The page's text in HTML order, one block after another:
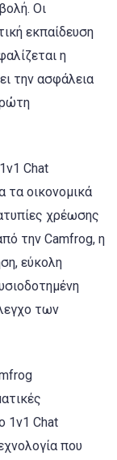
Οι
εκπαίδευση
η
την ασφάλεια
Chat
τα οικονομικά
χρέωσης
την Camfrog, η
εύκολη
των
1v1 Chat
που